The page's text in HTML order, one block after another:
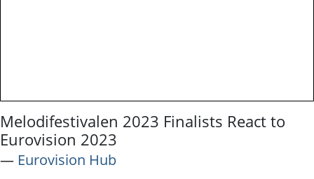
Melodifestivalen 2023 Finalists React to
Eurovision 2023
― Eurovision Hub